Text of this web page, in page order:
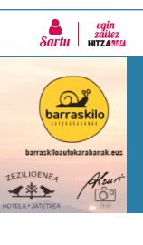
Sartu